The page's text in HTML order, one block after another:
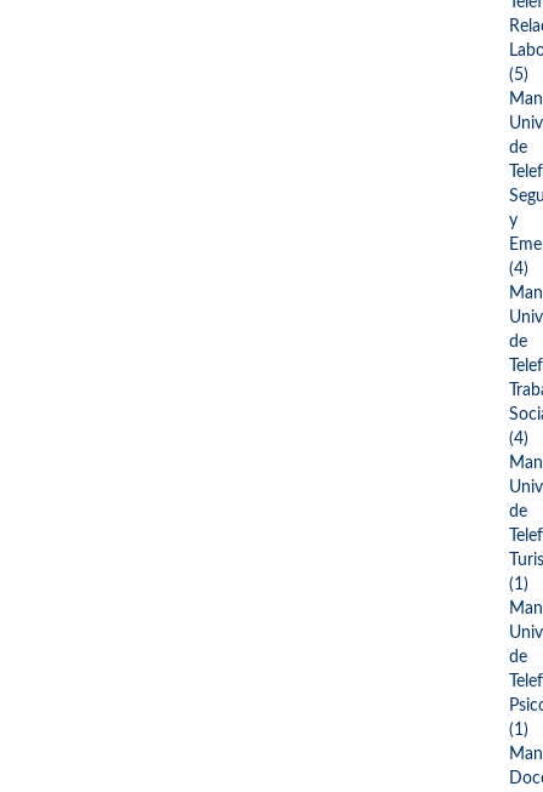
(5)
de
y
(4)
de
(4)
de
(1)
de
(1)